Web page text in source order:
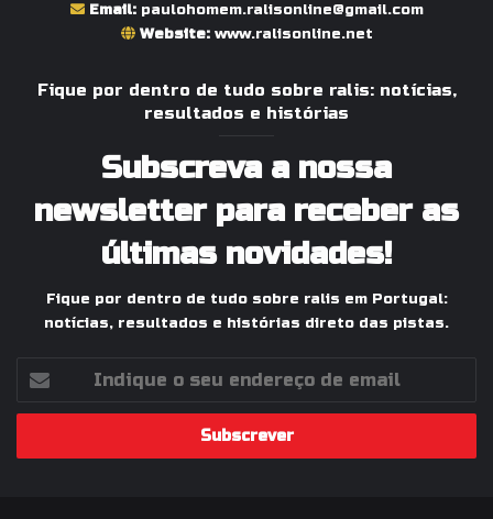
Email: paulohomem.ralisonline@gmail.com
Website: www.ralisonline.net
Fique por dentro de tudo sobre ralis: notícias,
resultados e histórias
Subscreva a nossa
newsletter para receber as
últimas novidades!
Fique por dentro de tudo sobre ralis em Portugal:
notícias, resultados e histórias direto das pistas.
seu
de